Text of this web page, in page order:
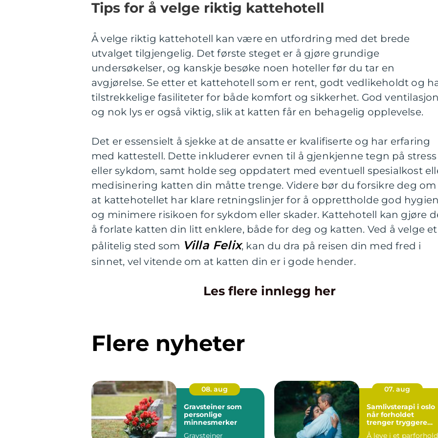
Tips for å velge riktig kattehotell
Å velge riktig kattehotell kan være en utfordring med det brede
utvalget tilgjengelig. Det første steget er å gjøre grundige
undersøkelser, og kanskje besøke noen hoteller før du tar en
avgjørelse. Se etter et kattehotell som er rent, godt vedlikeholdt og
tilstrekkelige fasiliteter for både komfort og sikkerhet. God ventilasjon
og nok lys er også viktig, slik at katten får en behagelig opplevelse.
Det er essensielt å sjekke at de ansatte er kvalifiserte og har erfaring
med kattestell. Dette inkluderer evnen til å gjenkjenne tegn på stress
eller sykdom, samt holde seg oppdatert med eventuell spesialkost
medisinering katten din måtte trenge. Videre bør du forsikre deg om
at kattehotellet har klare retningslinjer for å opprettholde god
og minimere risikoen for sykdom eller skader. Kattehotell kan gjøre
å forlate katten din litt enklere, både for deg og katten. Ved å velge et
pålitelig sted som Villa Felix, kan du dra på reisen din med fred i
sinnet, vel vitende om at katten din er i gode hender.
Les flere innlegg her
Flere nyheter
08. aug
Gravsteiner som
personlige
minnesmerker
Gravsteiner
07. aug
Samlivsterapi i oslo
når forholdet
trenger tryggere
grunn
Å leve i et parforhold